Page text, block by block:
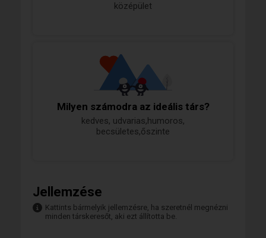
középület
Milyen számodra az ideális társ?
kedves, udvarias,humoros,
becsületes,őszinte
Jellemzése
Kattints bármelyik jellemzésre, ha szeretnél megnézni
minden társkeresőt, aki ezt állította be.